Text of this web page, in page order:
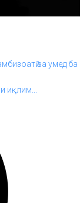
ва умед ба
иқлим...